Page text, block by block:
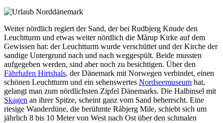
Weiter nördlich regiert der Sand, der bei Rudbjerg Knude den
Leuchtturm und etwas weiter nördlich die Mårup Kirke auf dem
Gewissen hat: der Leuchtturm wurde verschüttet und der Kirche der
sandige Untergrund nach und nach weggespült. Beide mussten
aufgegeben werden, sind aber noch zu besichtigen. Über den
Fährhafen Hirtshals, der Dänemark mit Norwegen verbindet, einen
schönen Leuchtturm und ein sehenswertes Nordseemuseum hat,
gelangt man zum nördlichsten Zipfel Dänemarks. Die Halbinsel mit
Skagen an ihrer Spitze, scheint ganz vom Sand beherrscht. Eine
riesige Wanderdüne, die berühmte Råbjerg Mile, schiebt sich um
jährlich 8 bis 10 Meter von West nach Ost über den schmalen